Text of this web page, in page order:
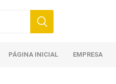
PÁGINA INICIAL EMPRESA